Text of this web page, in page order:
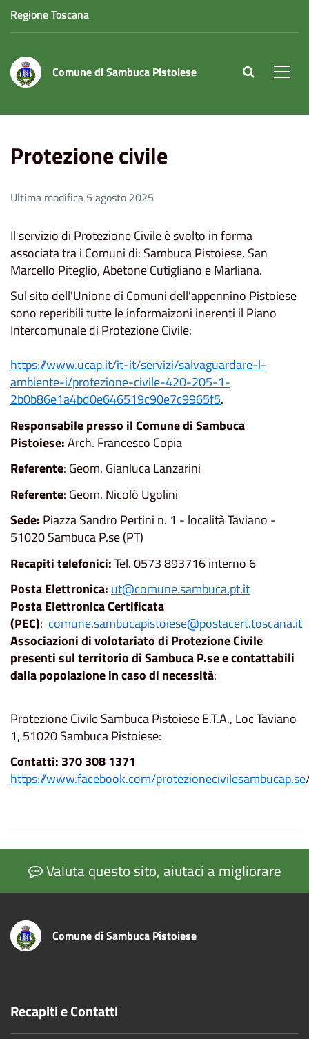
Regione Toscana
Comune di Sambuca Pistoiese site.searc
Protezione civile
Ultima modifica 5 agosto 2025
Il servizio di Protezione Civile è svolto in forma
associata tra i Comuni di: Sambuca Pistoiese, San
Marcello Piteglio, Abetone Cutigliano e Marliana.
Sul sito dell'Unione di Comuni dell'appennino Pistoiese
sono reperibili tutte le informaizoni inerenti il Piano
Intercomunale di Protezione Civile:
https://www.ucap.it/it-it/servizi/salvaguardare-l-
ambiente-i/protezione-civile-420-205-1-
2b0b86e1a4bd0e646519c90e7c9965f5.
Responsabile presso il Comune di Sambuca
Pistoiese:Arch. Francesco Copia
Referente: Geom. Gianluca Lanzarini
Referente: Geom. Nicolò Ugolini
Sede: Piazza Sandro Pertini n. 1 - località Taviano -
51020 Sambuca P.se (PT)
Recapiti telefonici:Tel. 0573 893716 interno 6
Posta Elettronica: ut@comune.sambuca.pt.it
Posta Elettronica Certificata
(PEC): comune.sambucapistoiese@postacert.toscana.it
Associazioni di volotariato di Protezione Civile
presenti sul territorio di Sambuca P.se e contattabili
dalla popolazione in caso di necessità:
Protezione Civile Sambuca Pistoiese E.T.A., Loc Taviano
1, 51020 Sambuca Pistoiese:
Contatti: 370 308 1371
https://www.facebook.com/protezionecivilesambucap.se
Valuta questo sito, aiutaci a migliorare
Comune di Sambuca Pistoiese
Recapiti e Contatti